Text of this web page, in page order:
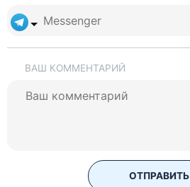
ВАШ КОММЕНТАРИЙ
ОТПРАВИТЬ